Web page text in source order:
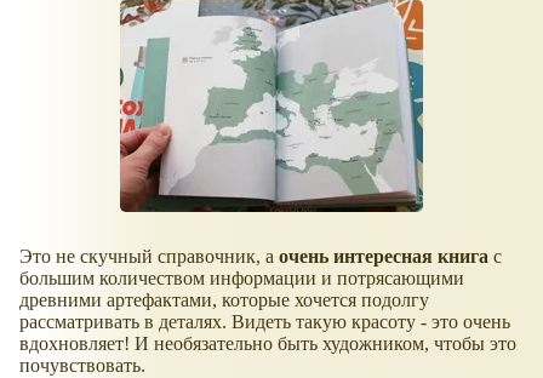
Это не скучный справочник, а очень интересная книга с
большим количеством информации и потрясающими
древними артефактами, которые хочется подолгу
рассматривать в деталях. Видеть такую красоту - это очень
вдохновляет! И необязательно быть художником, чтобы это
почувствовать.